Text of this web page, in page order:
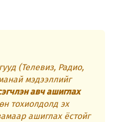
(Телевиз, Радио,
мэдээллийг
авч ашиглах
тохиолдолд эх
ашиглах ёстойг